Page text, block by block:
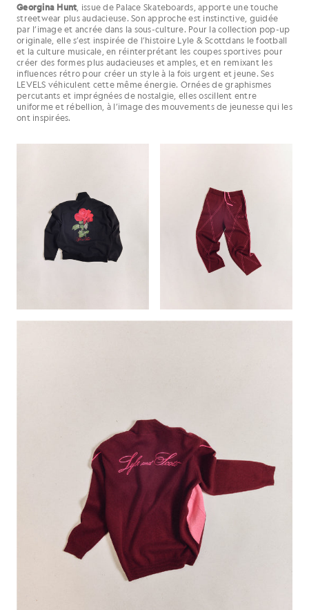
Georgina Hunt , issue de Palace Skateboards, apporte une touche
streetwear plus audacieuse. Son approche est instinctive, guidée
par l’image et ancrée dans la sous-culture. Pour la collection pop-up
originale, elle s’est inspirée de l’histoire Lyle & Scottdans le football
et la culture musicale, en réinterprétant les coupes sportives pour
créer des formes plus audacieuses et amples, et en remixant les
influences rétro pour créer un style à la fois urgent et jeune. Ses
LEVELS véhiculent cette même énergie. Ornées de graphismes
percutants et imprégnées de nostalgie, elles oscillent entre
uniforme et rébellion, à l’image des mouvements de jeunesse qui les
ont inspirées.